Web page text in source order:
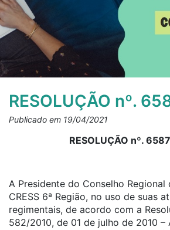
RESOLUÇÃO nº.
Publicado em 19/04/2021
RESOLUÇÃO nº.
A Presidente do Conselho Regional
CRESS 6ª Região, no uso de suas
regimentais, de acordo com a
582/2010, de 01 de julho de 2010 –